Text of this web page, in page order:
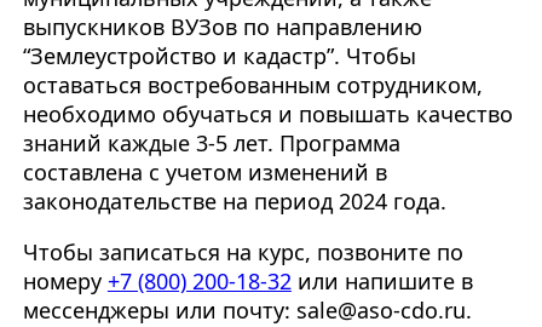
выпускников ВУЗов по направлению
“Землеустройство и кадастр”. Чтобы
оставаться востребованным сотрудником,
необходимо обучаться и повышать качество
знаний каждые 3-5 лет. Программа
составлена с учетом изменений в
законодательстве на период 2024 года.
Чтобы записаться на курс, позвоните по
номеру +7 (800) 200-18-32или напишите в
мессенджеры или почту: sale@aso-cdo.ru.